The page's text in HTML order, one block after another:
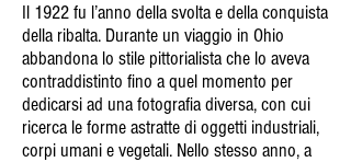
Il 1922 fu l’anno della svolta e della conquista
della ribalta. Durante un viaggio in Ohio
abbandona lo stile pittorialista che lo aveva
contraddistinto fino a quel momento per
dedicarsi ad una fotografia diversa, con cui
ricerca le forme astratte di oggetti industriali,
corpi umani e vegetali. Nello stesso anno, a